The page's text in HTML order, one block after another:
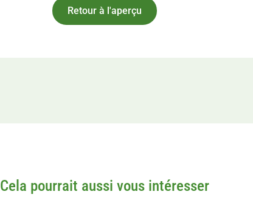
Cela pourrait aussi vous intéresser
Retour à l'aperçu